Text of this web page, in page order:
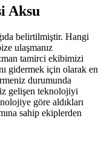
Aksu
belirtilmiştir. Hangi
ulaşmanız
tamirci ekibimizi
gidermek için olarak en
durumunda
gelişen teknolojiyi
göre aldıkları
sahip ekiplerden